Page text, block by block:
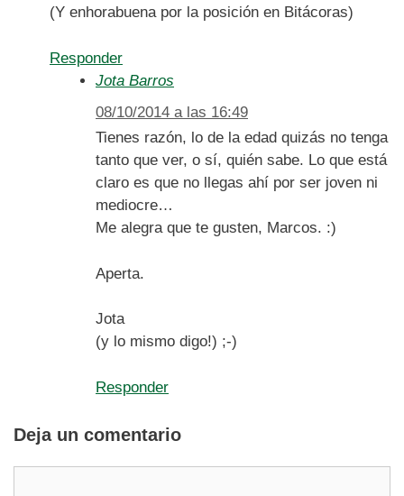
(Y enhorabuena por la posición en Bitácoras)
Responder
Jota Barros
08/10/2014 a las 16:49
Tienes razón, lo de la edad quizás no tenga
tanto que ver, o sí, quién sabe. Lo que está
claro es que no llegas ahí por ser joven ni
mediocre…
Me alegra que te gusten, Marcos. :)
Aperta.
Jota
(y lo mismo digo!) ;-)
Responder
Deja un comentario